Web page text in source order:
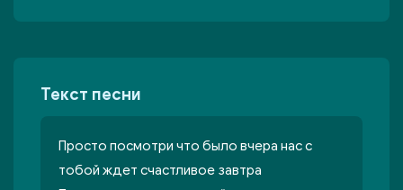
Текст песни
Просто посмотри что было вчера нас с
тобой ждет счастливое завтра